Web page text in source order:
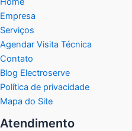
Empresa
Serviços
Agendar Visita Técnica
Contato
Blog Electroserve
Política de privacidade
Mapa do Site
Atendimento